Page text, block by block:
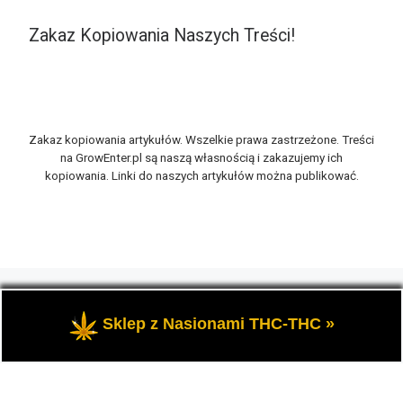
Zakaz Kopiowania Naszych Treści!
Zakaz kopiowania artykułów. Wszelkie prawa zastrzeżone. Treści
na GrowEnter.pl są naszą własnością i zakazujemy ich
kopiowania. Linki do naszych artykułów można publikować.
GrowEnter to strona o tematyce marihuany thc, potocznie
zwanej trawką i konopi cbd.
Sklep z Nasionami THC-THC »